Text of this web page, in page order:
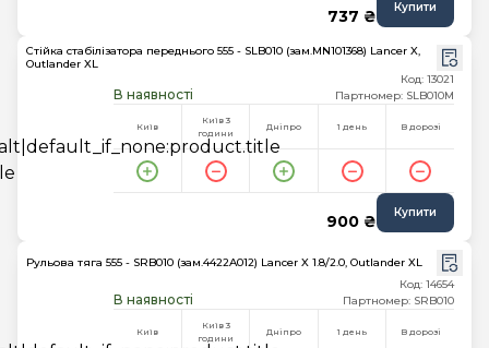
737 ₴ Купити
Стійка стабілізатора переднього 555 - SLB010 (зам.MN101368) Lancer X,
Outlander XL
В наявності
Код: 13021
Партномер: SLB010M
Київ
Київ 3
години
Дніпро 1 день В дорозі
900 ₴ Купити
Рульова тяга 555 - SRB010 (зам.4422A012) Lancer X 1.8/2.0, Outlander XL
В наявності
Код: 14654
Партномер: SRB010
Київ
Київ 3
години
Дніпро 1 день В дорозі